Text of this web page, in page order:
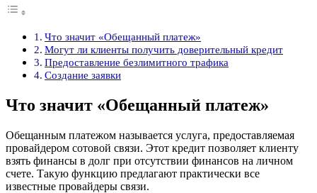
Что значит «Обещанный платеж»
Могут ли клиенты получить доверительный кредит
Предоставление безлимитного трафика
Создание заявки
Что значит «Обещанный платеж»
Обещанным платежом называется услуга, предоставляемая
провайдером сотовой связи. Этот кредит позволяет клиенту
взять финансы в долг при отсутствии финансов на личном
счете. Такую функцию предлагают практически все
известные провайдеры связи.